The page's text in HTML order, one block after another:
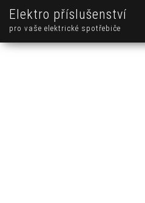
Elektro příslušenství
pro vaše elektrické spotřebiče